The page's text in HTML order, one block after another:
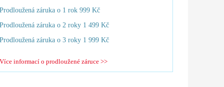
Prodloužená záruka o 1 rok 999 Kč
Prodloužená záruka o 2 roky 1 499 Kč
Prodloužená záruka o 3 roky 1 999 Kč
Více informací o prodloužené záruce >>